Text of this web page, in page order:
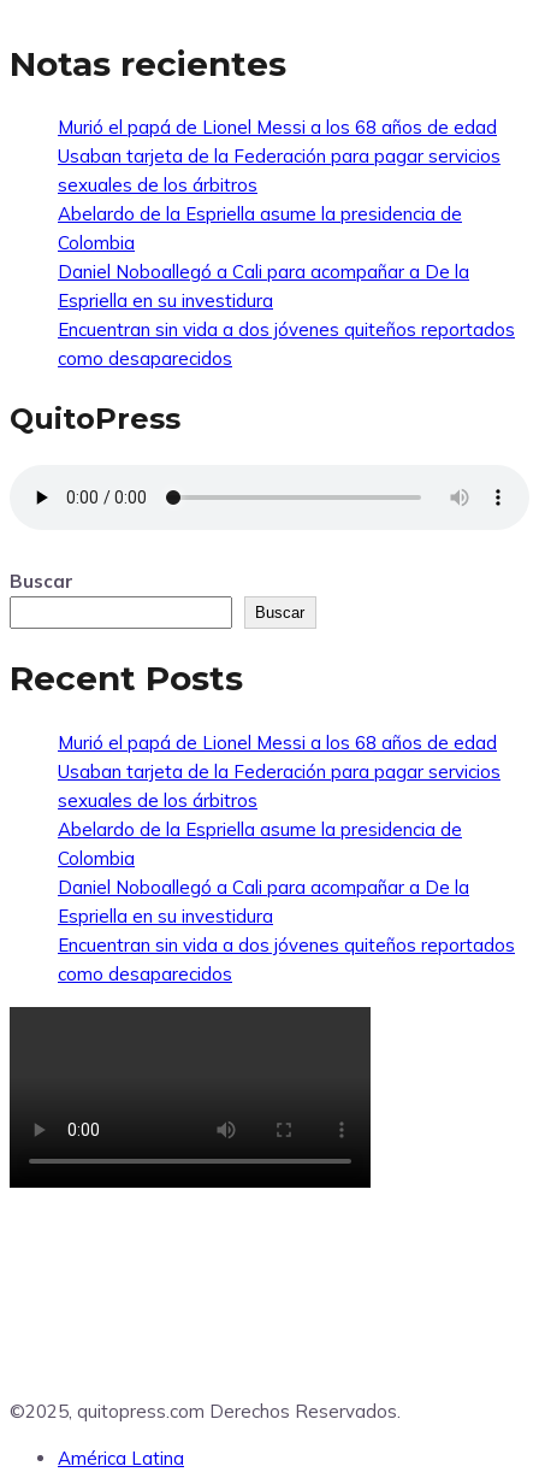
Notas recientes
Murió el papá de Lionel Messi a los 68 años de edad
Usaban tarjeta de la Federación para pagar servicios
sexuales de los árbitros
Abelardo de la Espriella asume la presidencia de
Colombia
Daniel Noboallegó a Cali para acompañar a De la
Espriella en su investidura
Encuentran sin vida a dos jóvenes quiteños reportados
como desaparecidos
QuitoPress
Buscar
Buscar
Recent Posts
Murió el papá de Lionel Messi a los 68 años de edad
Usaban tarjeta de la Federación para pagar servicios
sexuales de los árbitros
Abelardo de la Espriella asume la presidencia de
Colombia
Daniel Noboallegó a Cali para acompañar a De la
Espriella en su investidura
Encuentran sin vida a dos jóvenes quiteños reportados
como desaparecidos
©2025, quitopress.com Derechos Reservados.
América Latina